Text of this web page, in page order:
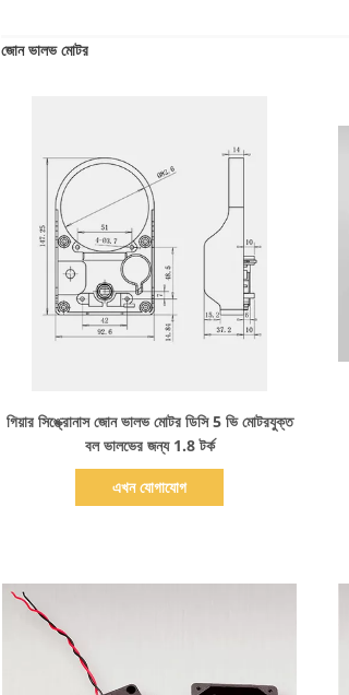
জোন ভালভ মোটর
গিয়ার সিঙ্ক্রোনাস জোন ভালভ মোটর ডিসি 5 ভি মোটরযুক্ত
বল ভালভের জন্য 1.8 টর্ক
এখন যোগাযোগ